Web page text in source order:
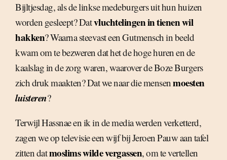
Bijltjesdag, als de linkse medeburgers uit hun huizen
worden gesleept? Datvluchtelingen in tienen wil
hakken? Waarna steevast een Gutmensch in beeld
kwam om te bezweren dat het de hoge huren en de
kaalslag in de zorg waren, waarover de Boze Burgers
zich druk maakten? Dat we naar die mensenmoesten
luisteren?
Terwijl Hassnae en ik in de media werden verketterd,
zagen we op televisie een wijf bij Jeroen Pauw aan tafel
zitten datmoslims wilde vergassen, om te vertellen